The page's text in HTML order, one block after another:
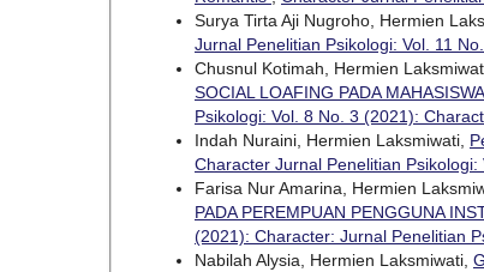
Surya Tirta Aji Nugroho, Hermien
Jurnal Penelitian Psikologi: Vol. 11
Chusnul Kotimah, Hermien
SOCIAL LOAFING PADA
Psikologi: Vol. 8 No. 3 (2021):
Indah Nuraini, Hermien Laksmiwati,
Character Jurnal Penelitian
Farisa Nur Amarina, Hermien
PADA PEREMPUAN PENGGUNA
(2021): Character: Jurnal Penelitian
Nabilah Alysia, Hermien Laksmiwati,